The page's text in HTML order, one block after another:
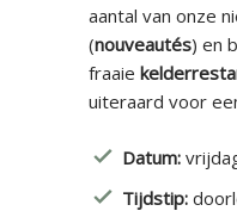
aantal van onze
(nouveautés) en
fraaie
uiteraard voor
Datum:
Tijdstip: